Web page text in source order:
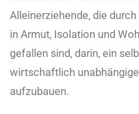
Alleinerziehende, die
in Armut, Isolation und
gefallen sind, darin, ein
wirtschaftlich
aufzubauen.